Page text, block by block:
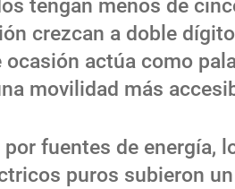
tengan menos de
crezcan a doble
ocasión actúa como
movilidad más
fuentes de energía,
puros subieron